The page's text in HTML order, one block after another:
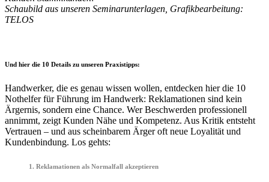
Schaubild aus unseren Seminarunterlagen, Grafikbearbeitung:
TELOS
Und hier die 10 Details zu unseren Praxistipps:
Handwerker, die es genau wissen wollen, entdecken hier die 10
Nothelfer für Führung im Handwerk: Reklamationen sind kein
Ärgernis, sondern eine Chance. Wer Beschwerden professionell
annimmt, zeigt Kunden Nähe und Kompetenz. Aus Kritik entsteht
Vertrauen – und aus scheinbarem Ärger oft neue Loyalität und
Kundenbindung. Los gehts:
1. Reklamationen als Normalfall akzeptieren